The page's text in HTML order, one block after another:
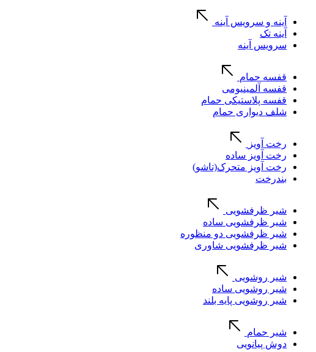
آینه و سرویس آینه
آینه تک
سرویس آینه
قفسه حمام
قفسه آلمینیومی
قفسه پلاستیکی حمام
شلف دیواری حمام
رخت آویز
رخت آویز ساده
رخت آویز متحرک(تاشو)
بندرخت
شیر ظرفشویی
شیر ظرفشویی ساده
شیر ظرفشویی دو منظوره
شیر ظرفشویی شاوری
شیر روشویی
شیر روشویی ساده
شیر روشویی پایه بلند
شیر حمام
دوش پیانویی